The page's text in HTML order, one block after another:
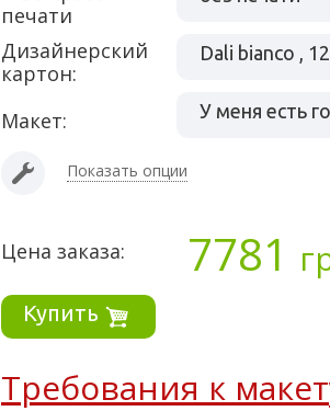
печати
Дизайнерский
картон:
Макет: У меня есть
Показать опции
Цена заказа: 7781
Купить
Требования к